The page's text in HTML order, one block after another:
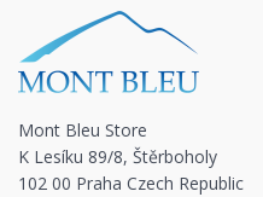
Mont Bleu Store
K Lesíku 89/8, Štěrboholy
102 00 Praha Czech Republic